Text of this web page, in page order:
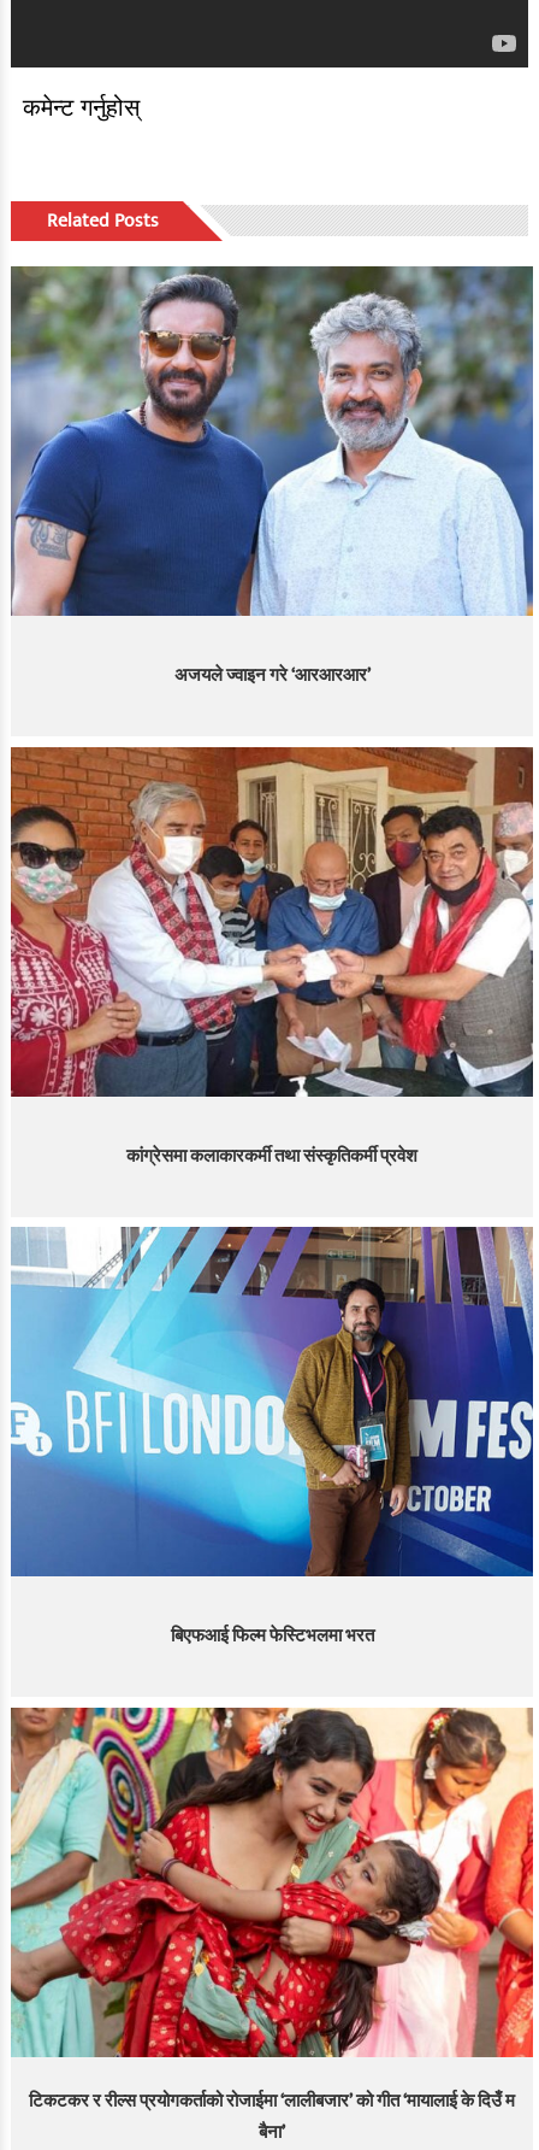
कमेन्ट गर्नुहोस्
Related Posts
अजयले ज्वाइन गरे ‘आरआरआर’
कांग्रेसमा कलाकारकर्मी तथा संस्कृतिकर्मी प्रवेश
बिएफआई फिल्म फेस्टिभलमा भरत
टिकटकर र रील्स प्रयोगकर्ताको रोजाईमा ‘लालीबजार’ को गीत ‘मायालाई के दिउँ म
बैना’